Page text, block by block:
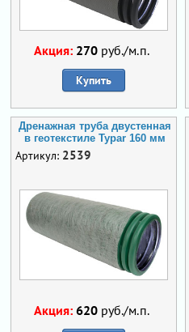
Акция: 270 руб./м.п.
Купить
Дренажная труба двустенная
в геотекстиле Typar 160 мм
Артикул: 2539
Акция: 620 руб./м.п.